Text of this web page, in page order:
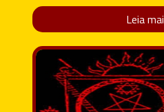
Leia